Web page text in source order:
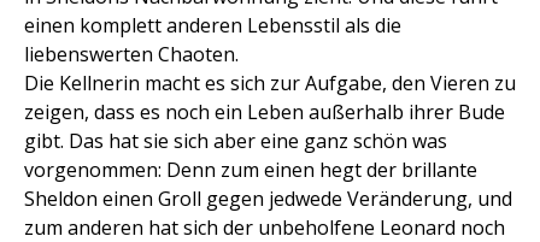
einen komplett anderen Lebensstil als die
liebenswerten Chaoten.
Die Kellnerin macht es sich zur Aufgabe, den Vieren zu
zeigen, dass es noch ein Leben außerhalb ihrer Bude
gibt. Das hat sie sich aber eine ganz schön was
vorgenommen: Denn zum einen hegt der brillante
Sheldon einen Groll gegen jedwede Veränderung, und
zum anderen hat sich der unbeholfene Leonard noch